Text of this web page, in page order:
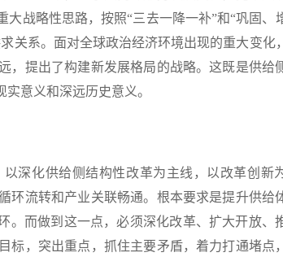
战略性思路，按照“三去一降一补”和“巩固、
关系。面对全球政治经济环境出现的重大变化
，提出了构建新发展格局的战略。这既是供给
意义和深远历史意义。
深化供给侧结构性改革为主线，以改革创新
环流转和产业关联畅通。根本要求是提升供给
。而做到这一点，必须深化改革、扩大开放、
标，突出重点，抓住主要矛盾，着力打通堵点